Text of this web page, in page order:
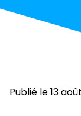
Publié le 13